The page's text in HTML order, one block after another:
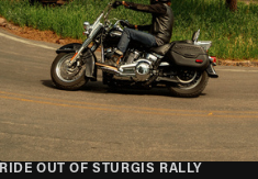
RIDE OUT OF STURGIS RALLY